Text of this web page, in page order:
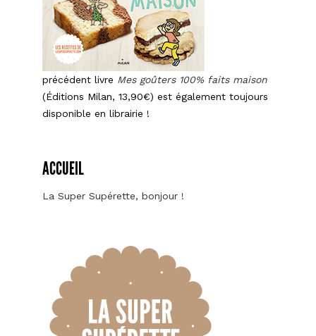
précédent livre Mes goûters 100% faits maison
(Éditions Milan, 13,90€) est également toujours
disponible en librairie !
ACCUEIL
La Super Supérette, bonjour !